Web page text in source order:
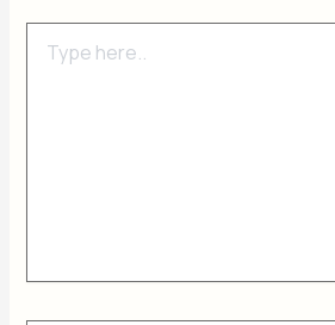
here..